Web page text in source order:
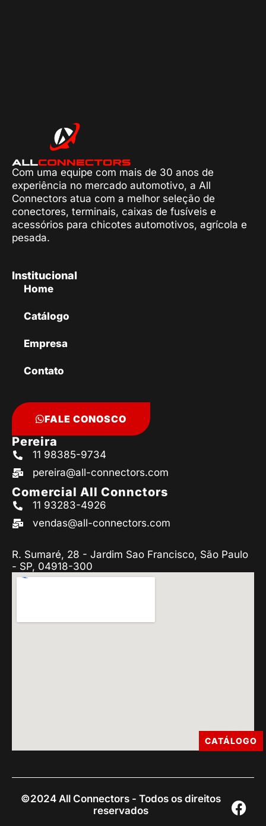
Com uma equipe com mais de 30 anos de
experiência no mercado automotivo, a All
Connectors atua com a melhor seleção de
conectores, terminais, caixas de fusíveis e
acessórios para chicotes automotivos, agrícola e
pesada.
Institucional
Home
Catálogo
Empresa
Contato
FALE CONOSCO
Pereira
11 98385-9734
pereira@all-connectors.com
Comercial All Connctors
11 93283-4926
vendas@all-connectors.com
R. Sumaré, 28 - Jardim Sao Francisco, São Paulo
- SP, 04918-300
©2024 All Connectors - Todos os direitos
reservados
CATÁLOGO